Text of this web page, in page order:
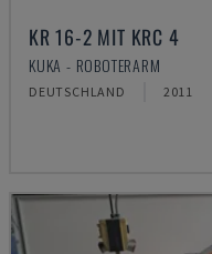
KR 16-2 MIT KRC 4
KUKA - ROBOTERARM
DEUTSCHLAND 2011